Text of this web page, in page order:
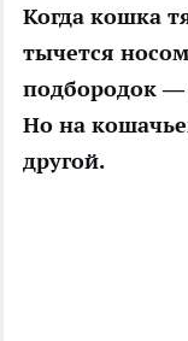
Когда кошка
тычется
подбородок —
Но на
другой.